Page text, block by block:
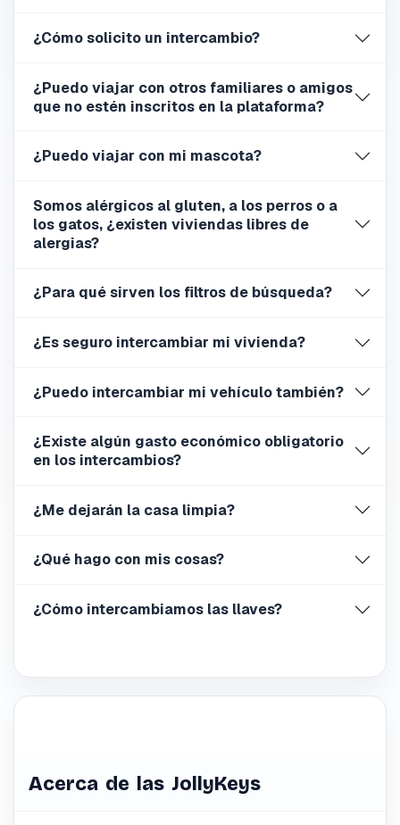
¿Cómo solicito un intercambio?
¿Puedo viajar con otros familiares o amigos
que no estén inscritos en la plataforma?
¿Puedo viajar con mi mascota?
Somos alérgicos al gluten, a los perros o a
los gatos, ¿existen viviendas libres de
alergias?
¿Para qué sirven los filtros de búsqueda?
¿Es seguro intercambiar mi vivienda?
¿Puedo intercambiar mi vehículo también?
¿Existe algún gasto económico obligatorio
en los intercambios?
¿Me dejarán la casa limpia?
¿Qué hago con mis cosas?
¿Cómo intercambiamos las llaves?
Acerca de las JollyKeys